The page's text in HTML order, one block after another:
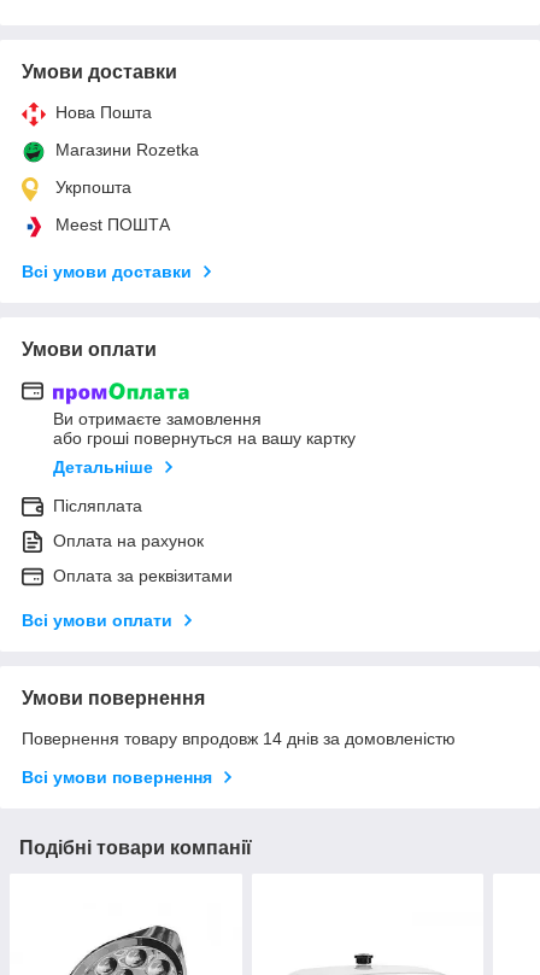
Умови доставки
Нова Пошта
Магазини Rozetka
Укрпошта
Meest ПОШТА
Всі умови доставки
Умови оплати
Ви отримаєте замовлення
або гроші повернуться на вашу картку
Детальніше
Післяплата
Оплата на рахунок
Оплата за реквізитами
Всі умови оплати
Умови повернення
Повернення товару впродовж 14 днів за домовленістю
Всі умови повернення
Подібні товари компанії